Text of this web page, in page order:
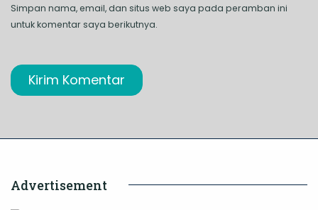
Simpan nama, email, dan situs web saya pada peramban ini
untuk komentar saya berikutnya.
Advertisement